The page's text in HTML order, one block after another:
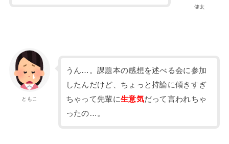
健太
ともこ
うん…。課題本の感想を述べる会に参加
したんだけど、ちょっと持論に傾きすぎ
ちゃって先輩に生意気だって言われちゃ
ったの…。